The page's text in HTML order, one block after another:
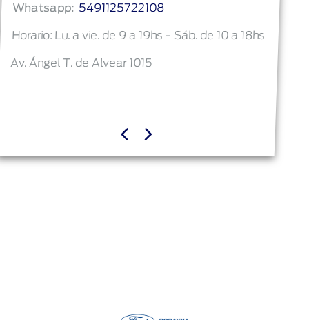
Whatsapp: 5491125722108
Horario: Lu. a vie. de 9 a 19hs - Sáb. de 10 a 18hs
Av. Ángel T. de Alvear 1015